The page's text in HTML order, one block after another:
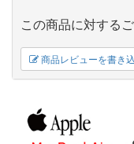
この商品に対する
商品レビューを書き